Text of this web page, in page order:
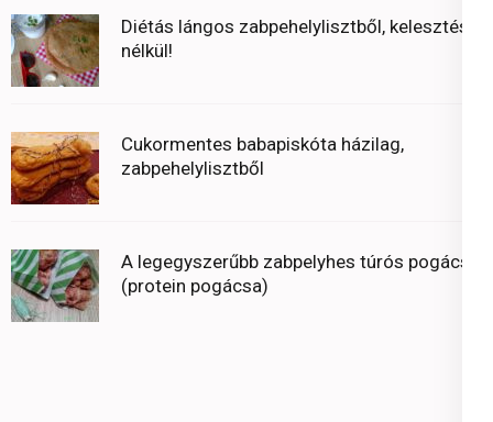
Diétás lángos zabpehelylisztből, kelesztés
nélkül!
Cukormentes babapiskóta házilag,
zabpehelylisztből
A legegyszerűbb zabpelyhes túrós pogácsa
(protein pogácsa)